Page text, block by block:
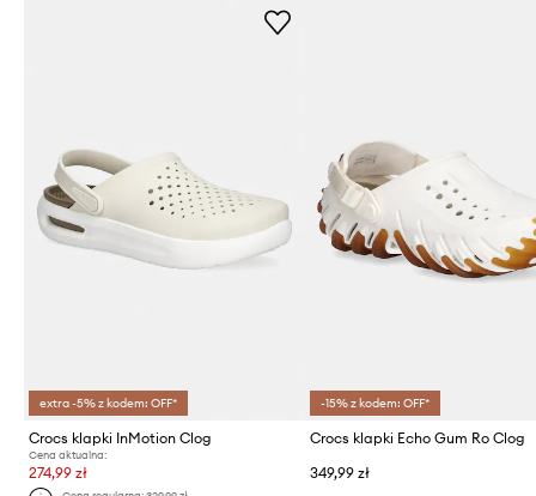
extra -5% z kodem: OFF*
Crocs klapki InMotion Clog
Cena aktualna:
274,99 zł
-15% z kodem: OFF*
Crocs klapki Echo Gum Ro Clog
349,99 zł